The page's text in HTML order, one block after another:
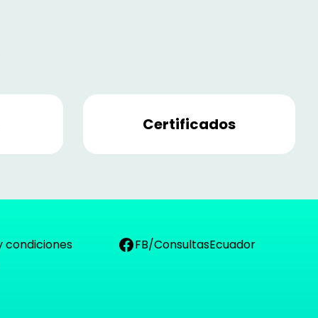
Certificados
condiciones
FB/ConsultasEcuador